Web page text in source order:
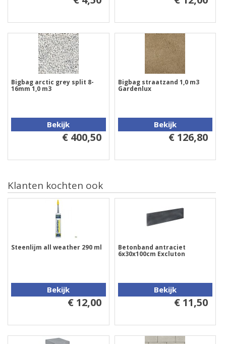
Bigbag arctic grey split 8-
16mm 1,0 m3
Bekijk
€ 400,50
Bigbag straatzand 1,0 m3
Gardenlux
Bekijk
€ 126,80
Klanten kochten ook
Steenlijm all weather 290 ml
Bekijk
€ 12,00
Betonband antraciet
6x30x100cm Excluton
Bekijk
€ 11,50